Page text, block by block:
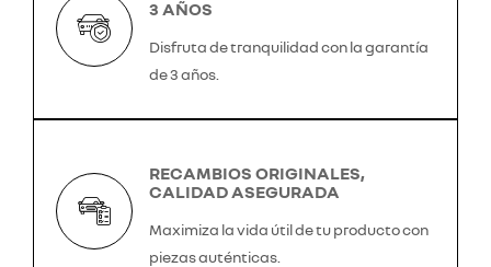
3 AÑOS
Disfruta de tranquilidad con la garantía
de 3 años.
RECAMBIOS ORIGINALES,
CALIDAD ASEGURADA
Maximiza la vida útil de tu producto con
piezas auténticas.